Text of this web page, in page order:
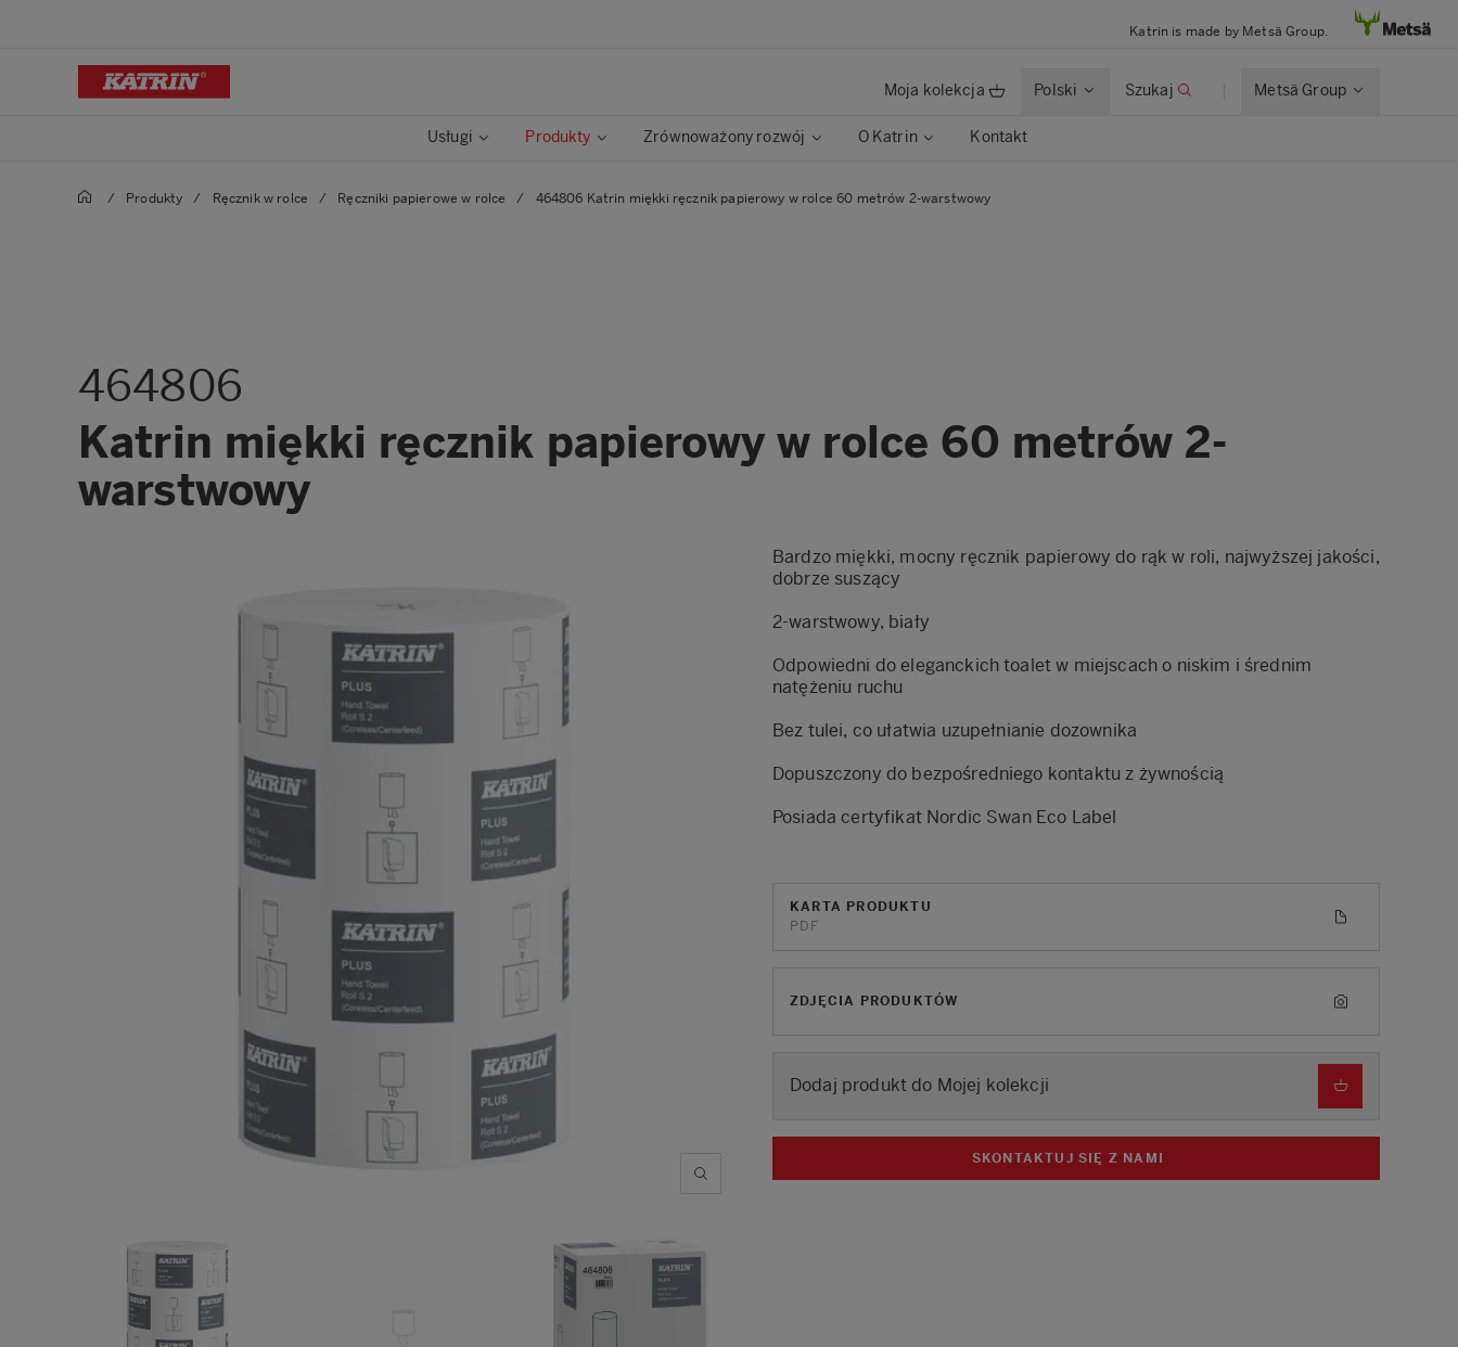
Katrin is made by Metsä Group.
Moja kolekcja Polski Szukaj Metsä Group
Usługi Produkty Zrównoważony rozwój O Katrin Kontakt
/ Produkty / Ręcznik w rolce / Ręczniki papierowe w rolce / 464806 Katrin miękki ręcznik papierowy w rolce 60 metrów 2-warstwowy
464806
Katrin miękki ręcznik papierowy w rolce 60 metrów 2-
warstwowy
Bardzo miękki, mocny ręcznik papierowy do rąk w roli, najwyższej jakości,
dobrze suszący
2-warstwowy, biały
Odpowiedni do eleganckich toalet w miejscach o niskim i średnim
natężeniu ruchu
Bez tulei, co ułatwia uzupełnianie dozownika
Dopuszczony do bezpośredniego kontaktu z żywnością
Posiada certyfikat Nordic Swan Eco Label
KARTA PRODUKTU
PDF
ZDJĘCIA PRODUKTÓW
Dodaj produkt do Mojej kolekcji
SKONTAKTUJ SIĘ Z NAMI